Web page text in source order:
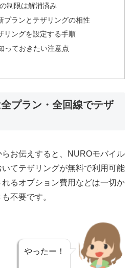
制限は解消済み
プランとテザリングの相性
リングを設定する手順
っておきたい注意点
プラン・全回線でテザ
お伝えすると、NUROモバイル
てテザリングが無料で利用可能
るオプション費用などは一切か
不要です。
やったー！